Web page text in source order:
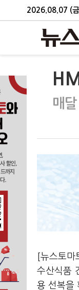
2026.08.07 (
매
[뉴스토
수산식품
용 선복을